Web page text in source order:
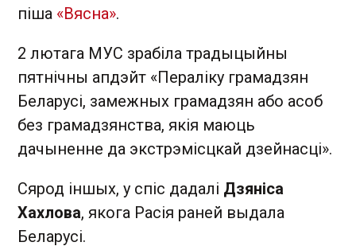
піша «Вясна».
2 лютага МУС зрабіла традыцыйны
пятнічны апдэйт «Пераліку грамадзян
Беларусі, замежных грамадзян або асоб
без грамадзянства, якія маюць
дачыненне да экстрэмісцкай дзейнасці».
Сярод іншых, у спіс дадалі Дзяніса
Хахлова, якога Расія раней выдала
Беларусі.